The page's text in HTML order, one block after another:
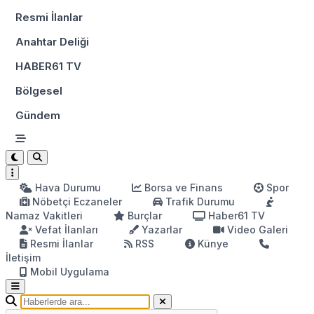
Resmi İlanlar
Anahtar Deliği
HABER61 TV
Bölgesel
Gündem
Hava Durumu Borsa ve Finans
Spor
Nöbetçi Eczaneler
Trafik Durumu
Namaz Vakitleri
Burçlar
Haber61 TV
Vefat İlanları
Yazarlar
Video Galeri
Resmi İlanlar
RSS
Künye
İletişim
Mobil Uygulama